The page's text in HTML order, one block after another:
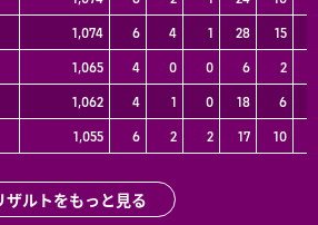
1,074 6 4 1 28 15
1,065 4 0 0 6 2
1,062 4 1 0 18 6
1,055 6 2 2 17 10
ザルトをもっと見る